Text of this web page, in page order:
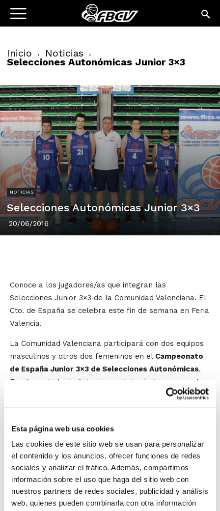
Esta página web usa cookies
Las cookies de este sitio web se usan para personalizar
el contenido y los anuncios, ofrecer funciones de redes
sociales y analizar el tráfico. Además, compartimos
información sobre el uso que haga del sitio web con
nuestros partners de redes sociales, publicidad y análisis
web, quienes pueden combinarla con otra información
Inicio Noticias
Selecciones Autonómicas Junior 3×3
NOTICIAS
Selecciones Autonómicas Junior 3×3
20/06/2016
Conoce a los jugadores/as que integran las
Selecciones Junior 3×3 de la Comunidad Valenciana. El
Cto. de España se celebra este fin de semana en Feria
Valencia.
La Comunidad Valenciana participará con dos equipos
masculinos y otros dos femeninos en el Campeonato
de España Junior 3×3 de Selecciones Autonómicas.
En el apartado de Selecciones Autonómicas
ya puedes
eventos que se disputarán en Valencia dentro de
Basket Passion , Salón Internacional del Baloncesto,
que se celebrará en Feria Valencia del 24 al 26 de
junio.
En lo que se refiere al Campeonato de España, se